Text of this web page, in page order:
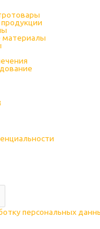
материалы
персональных